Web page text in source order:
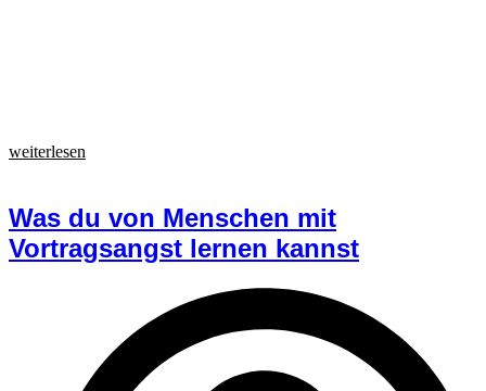
weiterlesen
Was du von Menschen mit
Vortragsangst lernen kannst